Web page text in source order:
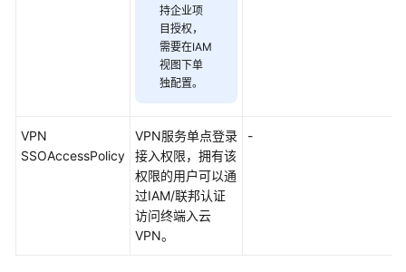
表
持企业项
目授权，
需要在IAM
视图下单
独配置。
VPN
SSOAccessPolicy
VPN服务单点登录
接入权限，拥有该
权限的用户可以通
过IAM/联邦认证
访问终端入云
VPN。
-